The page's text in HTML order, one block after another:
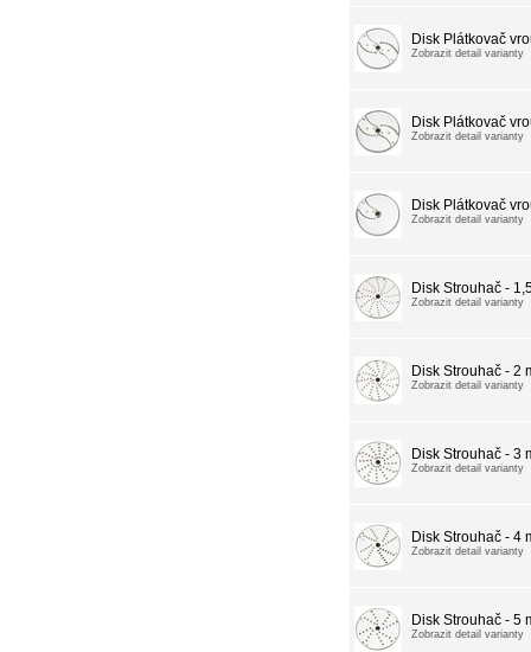
Disk Plátkovač
Zobrazit detail varianty
Disk Plátkovač
Zobrazit detail varianty
Disk Plátkovač
Zobrazit detail varianty
Disk Strouhač -
Zobrazit detail varianty
Disk Strouhač - 2
Zobrazit detail varianty
Disk Strouhač - 3
Zobrazit detail varianty
Disk Strouhač - 4
Zobrazit detail varianty
Disk Strouhač - 5
Zobrazit detail varianty